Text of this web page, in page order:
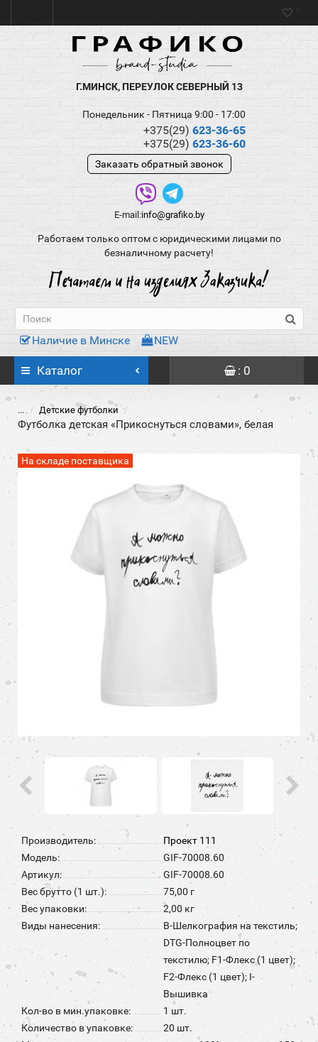
Г.МИНСК, ПЕРЕУЛОК СЕВЕРНЫЙ 13
Понедельник - Пятница 9:00 - 17:00
+375(29) 623-36-65
+375(29) 623-36-60
Заказать обратный звонок
E-mail:info@grafiko.by
Работаем только оптом с юридическими лицами по
безналичному расчету!
Наличие в Минске NEW
Каталог : 0
... Детские футболки
Футболка детская «Прикоснуться словами», белая
На складе поставщика
Производитель:
Проект 111
Модель:
GIF-70008.60
Артикул:
GIF-70008.60
Вес брутто (1 шт.):
75,00 г
Вес упаковки:
2,00 кг
Виды нанесения:
B-Шелкография на текстиль;
DTG-Полноцвет по
текстилю; F1-Флекс (1 цвет);
F2-Флекс (1 цвет); I-
Вышивка
Кол-во в мин.упаковке:
1 шт.
Количество в упаковке:
20 шт.